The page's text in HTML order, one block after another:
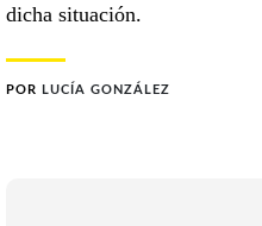
dicha situación.
POR LUCÍA GONZÁLEZ